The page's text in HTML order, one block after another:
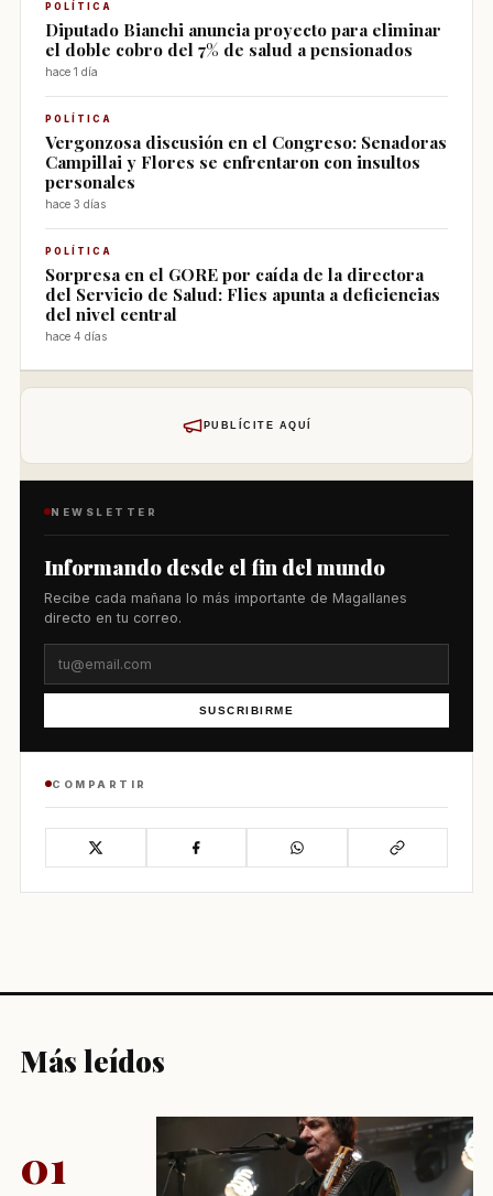
POLÍTICA
Diputado Bianchi anuncia proyecto para eliminar
el doble cobro del 7% de salud a pensionados
hace 1 día
POLÍTICA
Vergonzosa discusión en el Congreso: Senadoras
Campillai y Flores se enfrentaron con insultos
personales
hace 3 días
POLÍTICA
Sorpresa en el GORE por caída de la directora
del Servicio de Salud: Flies apunta a deficiencias
del nivel central
hace 4 días
PUBLÍCITE AQUÍ
NEWSLETTER
Informando desde el fin del mundo
Recibe cada mañana lo más importante de Magallanes
directo en tu correo.
SUSCRIBIRME
COMPARTIR
Más leídos
01